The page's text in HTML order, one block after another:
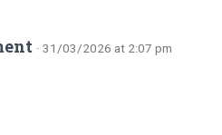
· 31/03/2026 at 2:07 pm